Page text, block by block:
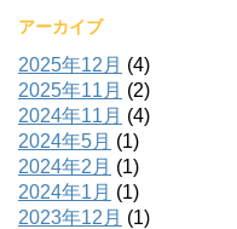
アーカイブ
2025年12月 (4)
2025年11月 (2)
2024年11月 (4)
2024年5月 (1)
2024年2月 (1)
2024年1月 (1)
2023年12月 (1)